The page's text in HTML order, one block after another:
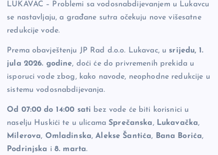
LUKAVAC – Problemi sa vodosnabdijevanjem u Lukavcu
se nastavljaju, a građane sutra očekuju nove višesatne
redukcije vode.
Prema obavještenju JP Rad d.o.o. Lukavac, u srijedu, 1.
jula 2026. godine, doći će do privremenih prekida u
isporuci vode zbog, kako navode, neophodne redukcije u
sistemu vodosnabdijevanja.
Od 07:00 do 14:00 sati bez vode će biti korisnici u
naselju Huskići te u ulicamaSprečanska, Lukavačka,
Milerova, Omladinska,Alekse Šantića, Bana Borića,
Podrinjska i 8. marta.